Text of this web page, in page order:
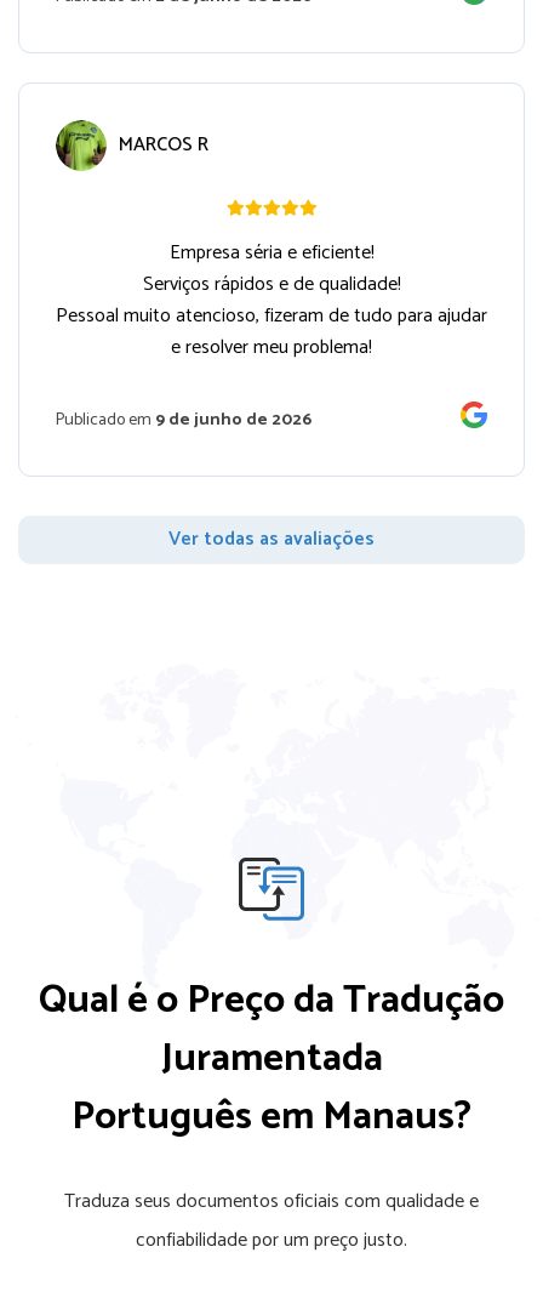
MARCOS R
Empresa séria e eficiente!
Serviços rápidos e de qualidade!
Pessoal muito atencioso, fizeram de tudo para ajudar
e resolver meu problema!
Publicado em 9 de junho de 2026
Ver todas as avaliações
Qual é o Preço da Tradução
Juramentada
Português em Manaus?
Traduza seus documentos oficiais com qualidade e
confiabilidade por um preço justo.